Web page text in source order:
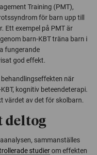
Training (PMT),
för barn upp till
Ett exempel på PMT är
barn-KBT träna barn i
fungerande
god effekt.
när
kognitiv beteendeterapi.
värdet av det för skolbarn.
deltog
sammanställes
studierom effekten